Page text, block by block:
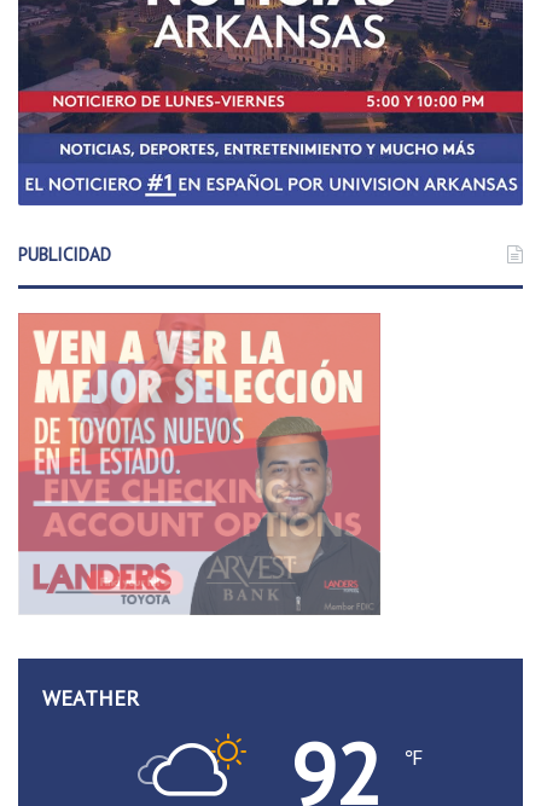
PUBLICIDAD
WEATHER
92 ℉